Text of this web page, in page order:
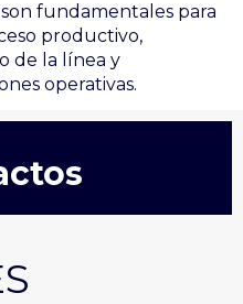
fundamentales para
productivo,
de la línea y
operativas.